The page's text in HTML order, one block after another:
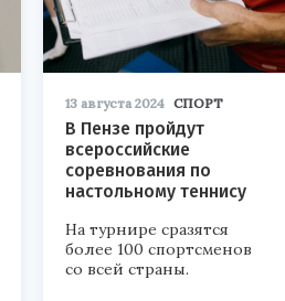
13 августа 2024 СПОРТ
В Пензе пройдут
всероссийские
соревнования по
настольному теннису
На турнире сразятся
более 100 спортсменов
со всей страны.